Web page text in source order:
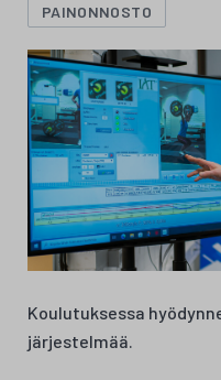
PAINONNOSTO
Koulutuksessa
järjestelmää.